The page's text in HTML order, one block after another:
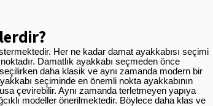
Her ne kadar damat ayakkabısı seçimi
Damatlık ayakkabı seçmeden önce
daha klasik ve aynı zamanda modern bir
seçiminde en önemli nokta ayakkabının
çevirebilir. Aynı zamanda terletmeyen yapıya
modeller önerilmektedir. Böylece daha klas ve